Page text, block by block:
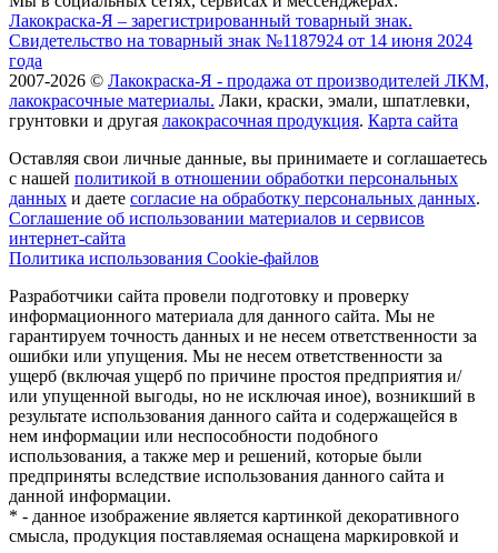
Лакокраска-Я – зарегистрированный товарный знак.
Свидетельство на товарный знак №1187924 от 14 июня 2024
года
2007-2026 © Лакокраска-Я - продажа от производителей ЛКМ,
лакокрасочные материалы. Лаки, краски, эмали, шпатлевки,
грунтовки и другая лакокрасочная продукция. Карта сайта
Оставляя свои личные данные, вы принимаете и соглашаетесь
с нашей политикой в отношении обработки персональных
данных и даете cогласие на обработку персональных данных.
Соглашение об использовании материалов и сервисов
интернет-сайта
Политика использования Cookie-файлов
Разработчики сайта провели подготовку и проверку
информационного материала для данного сайта. Мы не
гарантируем точность данных и не несем ответственности за
ошибки или упущения. Мы не несем ответственности за
ущерб (включая ущерб по причине простоя предприятия и/
или упущенной выгоды, но не исключая иное), возникший в
результате использования данного сайта и содержащейся в
нем информации или неспособности подобного
использования, а также мер и решений, которые были
предприняты вследствие использования данного сайта и
данной информации.
* - данное изображение является картинкой декоративного
смысла, продукция поставляемая оснащена маркировкой и